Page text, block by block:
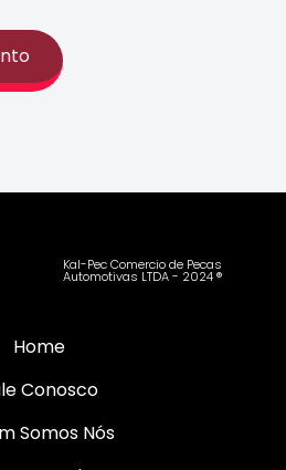
Kal-Pec Comercio de Pecas
Automotivas LTDA - 2024 ®
Home
Conosco
Somos Nós